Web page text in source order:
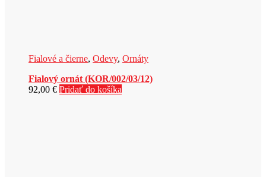
Fialové a čierne, Odevy, Ornáty
Fialový ornát (KOR/002/03/12)
92,00 € Pridať do košíka